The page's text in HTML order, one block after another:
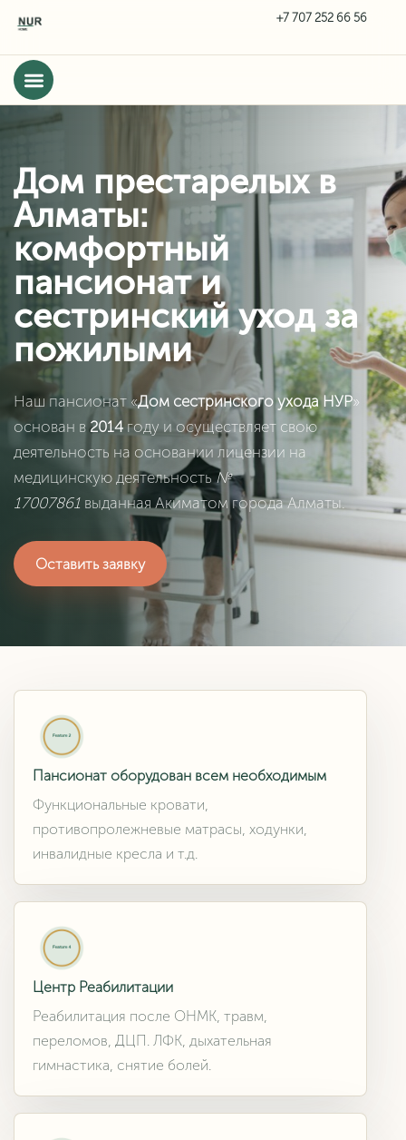
Дом престарелых в
Алматы:
комфортный
пансионат и
сестринский уход за
пожилыми
Наш пансионат «Дом сестринского ухода НУР»
основан в 2014 году и осуществляет свою
деятельность на основании лицензии на
медицинскую деятельность№
17007861 выданная Акиматом города Алматы.
Оставить заявку
Пансионат оборудован всем необходимым
Функциональные кровати,
противопролежневые матрасы, ходунки,
инвалидные кресла и т.д.
Центр Реабилитации
Реабилитация после ОНМК, травм,
переломов, ДЦП. ЛФК, дыхательная
гимнастика, снятие болей.